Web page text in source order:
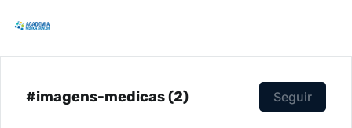
#imagens-medicas (2) Seguir